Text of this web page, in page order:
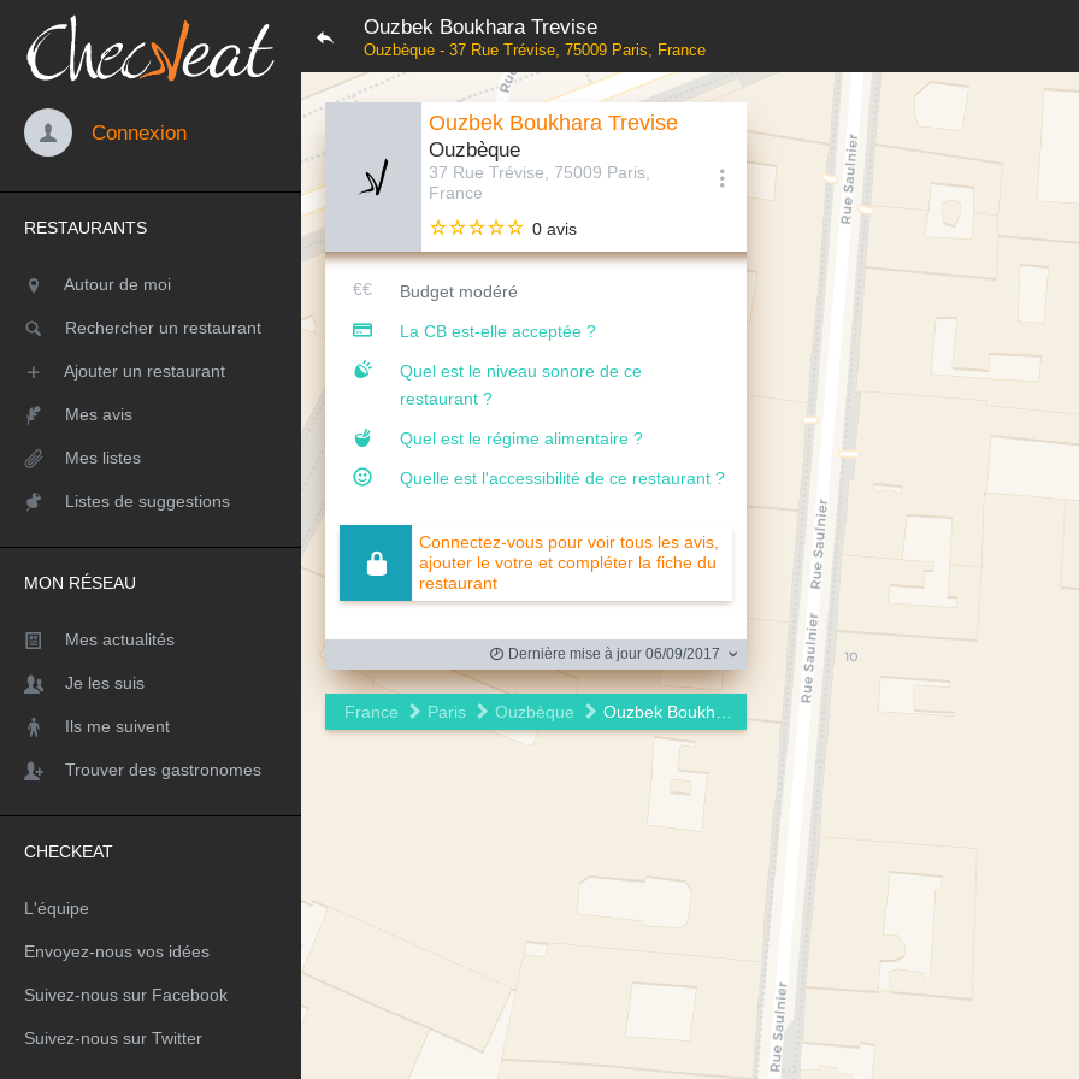
Ouzbek Boukhara Trevise
Ouzbèque - 37 Rue Trévise, 75009 Paris, France
Connexion
RESTAURANTS
Autour de moi
Rechercher un restaurant
Ajouter un restaurant
Mes avis
Mes listes
Listes de suggestions
MON RÉSEAU
Mes actualités
Je les suis
Ils me suivent
Trouver des gastronomes
CHECKEAT
L'équipe
Envoyez-nous vos idées
Suivez-nous sur Facebook
Suivez-nous sur Twitter
Ouzbek Boukhara Trevise
Ouzbèque
37 Rue Trévise, 75009 Paris,
France
0 avis
Budget modéré
La CB est-elle acceptée ?
Quel est le niveau sonore de ce
restaurant ?
Quel est le régime alimentaire ?
Quelle est l'accessibilité de ce restaurant ?
Connectez-vous pour voir tous les avis,
ajouter le votre et compléter la fiche du
restaurant
Dernière mise à jour 06/09/2017
France Paris Ouzbèque